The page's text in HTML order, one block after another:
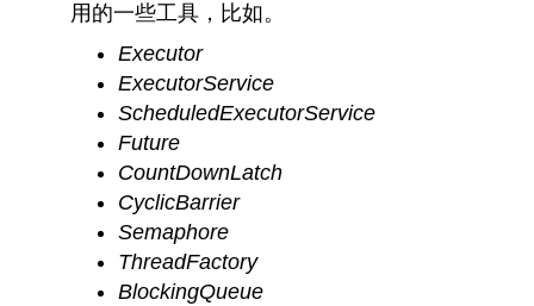
用的一些工具，比如。
Executor
ExecutorService
ScheduledExecutorService
Future
CountDownLatch
CyclicBarrier
Semaphore
ThreadFactory
BlockingQueue